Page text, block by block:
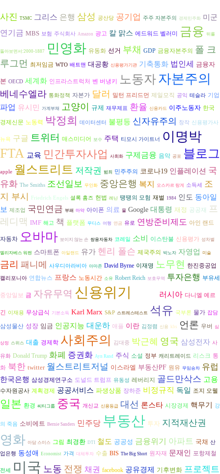
사진 TSMC 그리스 은행 삼성 공산당 공기업 주주 자본주의 경제민주화 미군
연기금 MBS 보험 주식회사 Amazon 광고 칼 맑스 에드워드 벨러미 금융 뒤를
돌아보면서:2000-1887 민영화 유동화 선거 부채 GDP 금융자본주의 폴 크
루그먼
최저임금 WTO 배트맨 대공황 신용평가기관 기축통화 법인세 금융자
본 OECD 세계화 인프라스트럭처 벤 버냉키 노동자자본주의
베네수엘라 통화정책 자본가 달러 밀턴 프리드먼 제일모직 공익 테슬라 기업
파업 유시민 가계부채 고양이 규제 재무제표 환율 신용카드 이주노동자 한국
경제신문 노동력 박정희 데이터센터 불평등 신자유주의 창작 신용평가사
뉴욕 구글 트위터 매스미디어 보수 주택 티모시 가이트너
이명박
FTA 교육 민간투자사업 사회화 구제금융 음악 공포 블로그
apple 월스트리트 저작권 범죄 민주주의 코로나19 인플레이션 국
유화 The Smiths 조선일보 무인화 중앙은행 복지 오스카르 랑게 소득세
조
지 부시
Friedrich Engels 셜록 홈즈 헌법 레닌 땡땡의 모험 재벌 1984 인도 동아일
보 제조업 국민연금 부패 마약 아이폰 의료 물 Google 대통령 재정 공공재
프
레디맥 IMF 해고 책 플랫폼 무디스 여행 연금 유로 연방준비제도 아인 랜드
자동차 오바마 보이지 않는 손 쌍용자동차 코레일 소비 이스탄불 신용평가 성차별
엘리자베스 워렌 스마트폰 아일랜드 유가 헨리 폴슨 제국주의 박노자 자영업 미술
금리 패니메 사우디아라비아 아마존 David Byrne 이재명 노무현 한진중공업
캘리포니아 연합뉴스 프랑스 노동시간 소유 Robert Reich 보호무역 투자은행 부유세
중앙일보 금 자유무역 신용위기 러시아 다니엘 예르
긴 이재용 무상급식 기본소득 Karl Marx S&P 스트레스테스트 석유 국부론 물가 잡담
삼성물산 성장 임금 인공지능 대운하 애플 이란 김정렴 신용 kbs 언론 우버 심
상정 스위스 대출 경제학 사회주의 김대중 박근혜 영국 삼성전자 사
유화 Donald Trump 화폐 증권화 Ayn Rand 주식 소설 정부 캐리트레이드 리스크 통
화 북한 twitter 월스트리트저널 이스라엘 부동산PF 원유 무임승차 유럽
한국은행 삼성경제연구소 도널드 트럼프 유동성 레버리지 골드만삭스 고용
수자원공사 계획경제 공공서비스 파생상품 장하준 비정규직 독일 조지 오웰
일본 환경 씨티그룹 중국 개신교 신용등급 대선 론스타 시장경제 핵무기 강
의 죽음 소비에트 Bernie Sanders 민주당 부동산 투자 지적재산권
영화 아담 스미스 그림 최경환 DTI 철도 공공성 금융위기 아파트 국채 산
업은행 동성애 Economist 가격 대체투자 수출 BIS The Big Short 원자재 문재인 포항제철
전세 미국 노동 전쟁 채권 facebook 공유경제 기후변화 프로젝트